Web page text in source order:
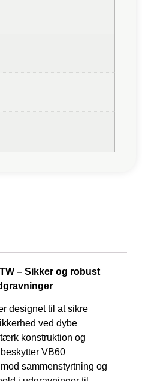
– Sikker og robust
designet til at sikre
ved dybe
konstruktion og
VB60
sammenstyrtning og